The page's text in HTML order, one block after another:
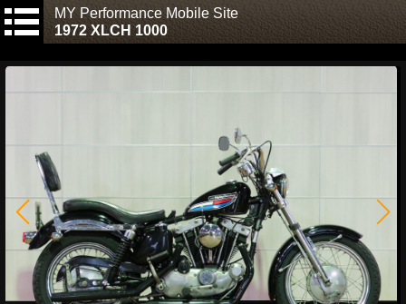
MY Performance Mobile Site
1972 XLCH 1000